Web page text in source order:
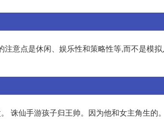
意点是休闲、娱乐性和策略性等,而不是模
诛仙手游孩子归王帅。因为他和女主角生的